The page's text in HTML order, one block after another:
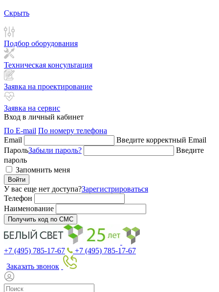
Скрыть
Подбор оборудования
Техническая консультация
Заявка на проектирование
Заявка на сервис
Вход в личный кабинет
По E-mail По номеру телефона
Email
Введите корректный Email
ПарольЗабыли пароль?
Введите
пароль
Запомнить меня
Войти
У вас еще нет доступа?Зарегистрироваться
Телефон
Наименование
Получить код по СМС
+7 (495) 785-17-67
+7 (495) 785-17-67
Заказать звонок